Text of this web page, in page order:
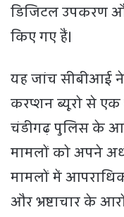
डिजिटल उपकरण
किए गए हैं।
यह जांच सीबीआई ने
करप्शन ब्यूरो से
चंडीगढ़ पुलिस के
मामलों को अपने
मामलों में
और भ्रष्टाचार के